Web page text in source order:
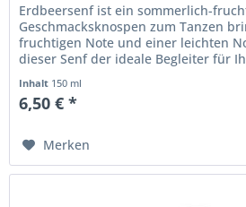
Erdbeersenf ist ein sommerlich-
Geschmacksknospen zum Tanzen
fruchtigen Note und einer leichten
dieser Senf der ideale Begleiter für
Inhalt 150 ml
6,50 € *
Merken